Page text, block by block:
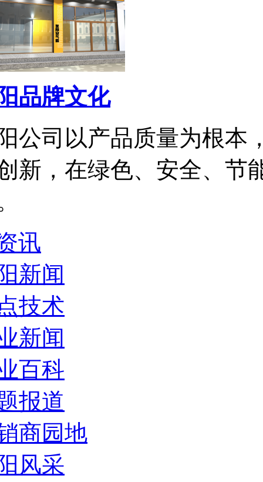
品牌文化
公司以产品质量为根本
新，在绿色、安全、节
讯
新闻
技术
新闻
百科
报道
商园地
风采